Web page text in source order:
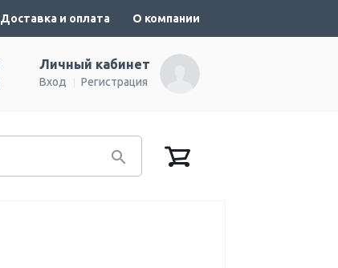
Доставка и оплата О компании
Личный кабинет
Вход Регистрация